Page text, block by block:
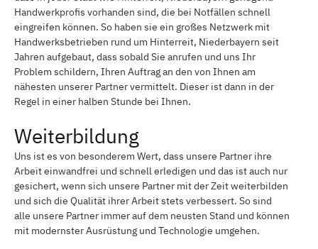
Handwerkprofis vorhanden sind, die bei Notfällen schnell
eingreifen können. So haben sie ein großes Netzwerk mit
Handwerksbetrieben rund um Hinterreit, Niederbayern seit
Jahren aufgebaut, dass sobald Sie anrufen und uns Ihr
Problem schildern, Ihren Auftrag an den von Ihnen am
nähesten unserer Partner vermittelt. Dieser ist dann in der
Regel in einer halben Stunde bei Ihnen.
Weiterbildung
Uns ist es von besonderem Wert, dass unsere Partner ihre
Arbeit einwandfrei und schnell erledigen und das ist auch nur
gesichert, wenn sich unsere Partner mit der Zeit weiterbilden
und sich die Qualität ihrer Arbeit stets verbessert. So sind
alle unsere Partner immer auf dem neusten Stand und können
mit modernster Ausrüstung und Technologie umgehen.